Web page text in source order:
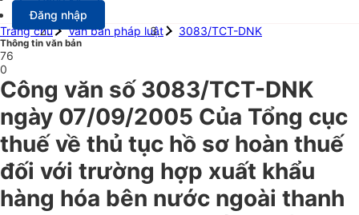
Đăng nhập
Trang chủ
Văn bản pháp luật 3083/TCT-DNK
Thông tin văn bản
76
0
Công văn số 3083/TCT-DNK
ngày 07/09/2005 Của Tổng cục
thuế về thủ tục hồ sơ hoàn thuế
đối với trường hợp xuất khẩu
hàng hóa bên nước ngoài thanh